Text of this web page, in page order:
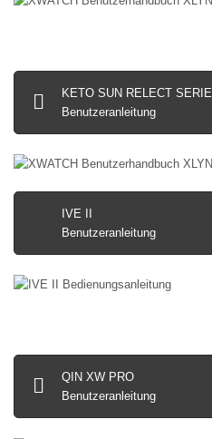
KETO SUN RELECT SERIE
Benutzeranleitung
IVE II
Benutzeranleitung
QIN XW PRO
Benutzeranleitung